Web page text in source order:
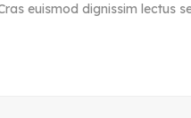
euismod dignissim lectus